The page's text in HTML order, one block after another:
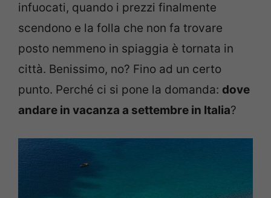
infuocati, quando i prezzi finalmente
scendono e la folla che non fa trovare
posto nemmeno in spiaggia è tornata in
città. Benissimo, no? Fino ad un certo
punto. Perché ci si pone la domanda: dove
andare in vacanza a settembre in Italia?